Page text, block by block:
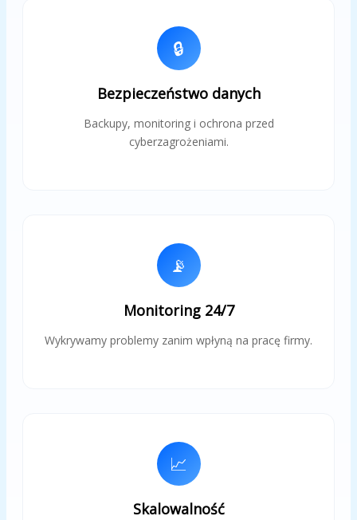
🔒
Bezpieczeństwo danych
Backupy, monitoring i ochrona przed
cyberzagrożeniami.
📡
Monitoring 24/7
Wykrywamy problemy zanim wpłyną na pracę firmy.
📈
Skalowalność